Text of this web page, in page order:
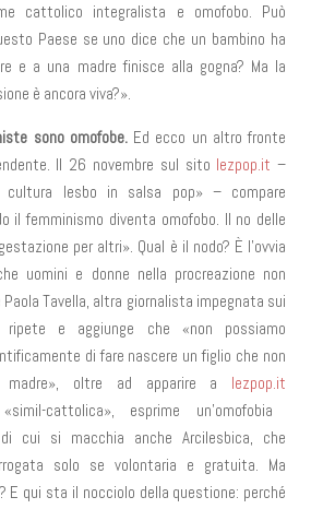
cattolico integralista e omofobo. Può
Paese se uno dice che un bambino ha
e a una madre finisce alla gogna? Ma la
è ancora viva?».
sono omofobe.Ed ecco un altro fronte
Il 26 novembre sul sito lezpop.it –
lesbo in salsa pop» – compare
il femminismo diventa omofobo. Il no delle
per altri». Qual è il nodo? È l’ovvia
uomini e donne nella procreazione non
Paola Tavella, altra giornalista impegnata sui
e aggiunge che «non possiamo
di fare nascere un figlio che non
oltre ad apparire a
lezpop.it
cattolica», esprime un’omofobia
cui si macchia anche Arcilesbica, che
solo se volontaria e gratuita. Ma
E qui sta il nocciolo della questione: perché